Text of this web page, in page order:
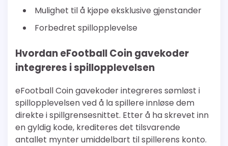
Mulighet til å kjøpe eksklusive gjenstander
Forbedret spillopplevelse
Hvordan eFootball Coin gavekoder
integreres i spillopplevelsen
eFootball Coin gavekoder integreres sømløst i
spillopplevelsen ved å la spillere innløse dem
direkte i spillgrensesnittet. Etter å ha skrevet inn
en gyldig kode, krediteres det tilsvarende
antallet mynter umiddelbart til spillerens konto.